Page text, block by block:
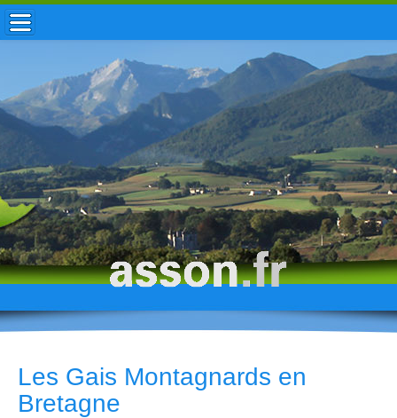
ACCUEIL / INFOS
MUNICIPALITÉ
VIE LOCALE
ENFANCE
TOURISME
HISTOIRE
Les Gais Montagnards en
Bretagne